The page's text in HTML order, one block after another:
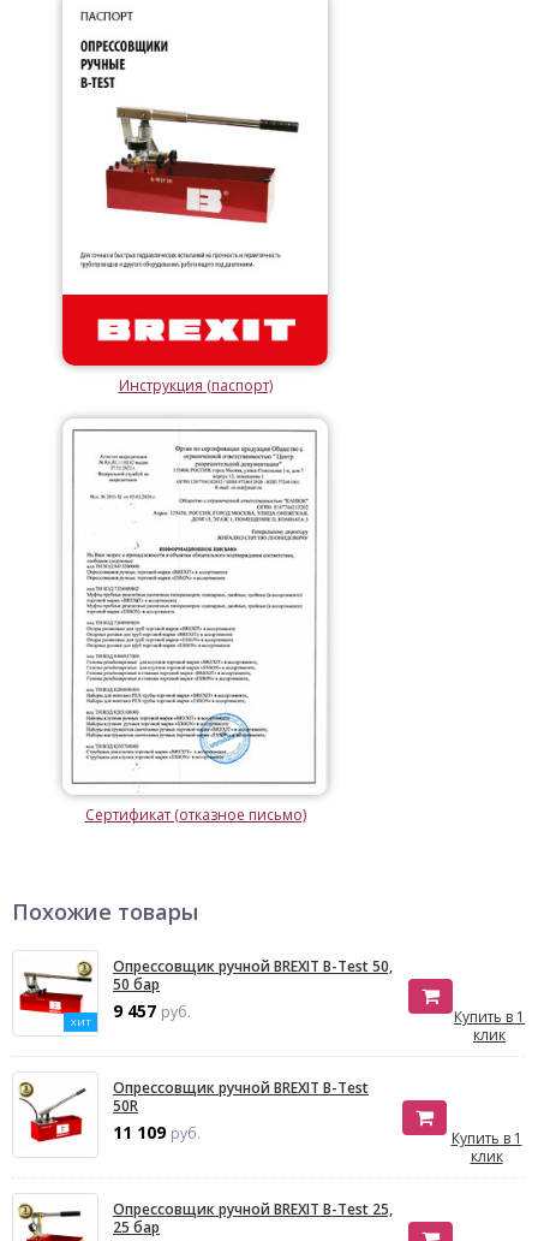
Инструкция (паспорт)
Сертификат (отказное письмо)
Похожие товары
ХИТ
Опреcсовщик ручной BREXIT B-Test 50,
50 бар
9 457 руб.
Купить в 1
клик
Опресcовщик ручной BREXIT B-Test
50R
11 109 руб.
Купить в 1
клик
Опрессовщик ручной BREXIT B-Test 25,
25 бар